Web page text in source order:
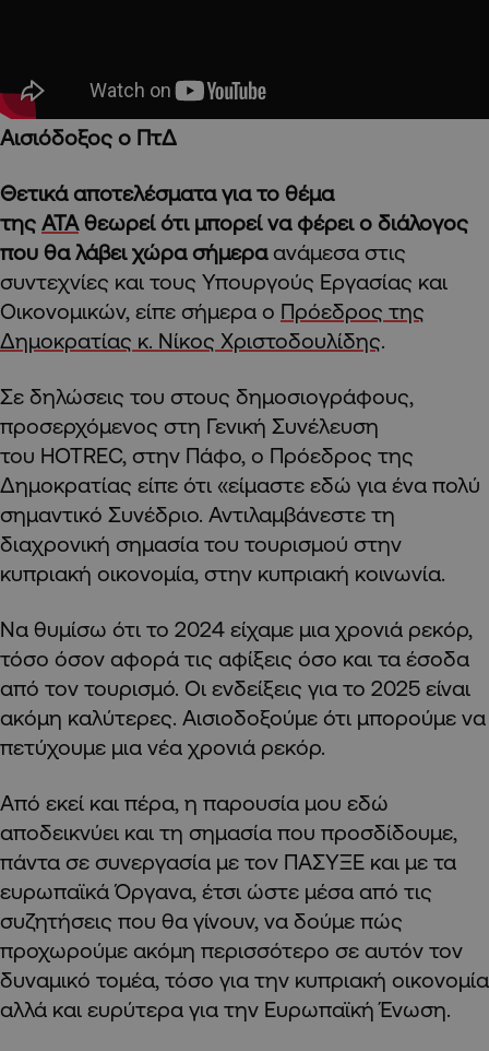
Αισιόδοξος ο ΠτΔ
Θετικά αποτελέσματα για το θέμα
της ΑΤΑθεωρεί ότι μπορεί να φέρει ο διάλογος
που θα λάβει χώρα σήμεραανάμεσα στις
συντεχνίες και τους Υπουργούς Εργασίας και
Οικονομικών, είπε σήμερα ο Πρόεδρος της
Δημοκρατίας κ. Νίκος Χριστοδουλίδης.
Σε δηλώσεις του στους δημοσιογράφους,
προσερχόμενος στη Γενική Συνέλευση
του HOTREC, στην Πάφο, ο Πρόεδρος της
Δημοκρατίας είπε ότι «είμαστε εδώ για ένα πολύ
σημαντικό Συνέδριο. Αντιλαμβάνεστε τη
διαχρονική σημασία του τουρισμού στην
κυπριακή οικονομία, στην κυπριακή κοινωνία.
Να θυμίσω ότι το 2024 είχαμε μια χρονιά ρεκόρ,
τόσο όσον αφορά τις αφίξεις όσο και τα έσοδα
από τον τουρισμό. Οι ενδείξεις για το 2025 είναι
ακόμη καλύτερες. Αισιοδοξούμε ότι μπορούμε να
πετύχουμε μια νέα χρονιά ρεκόρ.
Από εκεί και πέρα, η παρουσία μου εδώ
αποδεικνύει και τη σημασία που προσδίδουμε,
πάντα σε συνεργασία με τον ΠΑΣΥΞΕ και με τα
ευρωπαϊκά Όργανα, έτσι ώστε μέσα από τις
συζητήσεις που θα γίνουν, να δούμε πώς
προχωρούμε ακόμη περισσότερο σε αυτόν τον
δυναμικό τομέα, τόσο για την κυπριακή οικονομία
αλλά και ευρύτερα για την Ευρωπαϊκή Ένωση.